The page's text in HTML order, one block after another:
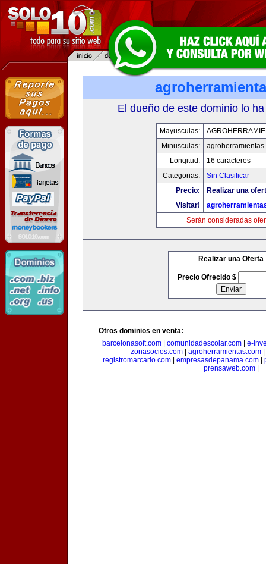
El dueño de este dominio lo
Mayusculas:
Minusculas:
Longitud:
16 caracteres
Categorias:
Sin Clasificar
Precio:
Realizar una
Visitar!
Serán consideradas
Realizar una Oferta
Precio Ofrecido $
Otros dominios en venta:
barcelonasoft.com
comunidadescolar.com
e-
zonasocios.com
agroherramientas.com
registromarcario.com| empresasdepanama.com|
prensaweb.com|